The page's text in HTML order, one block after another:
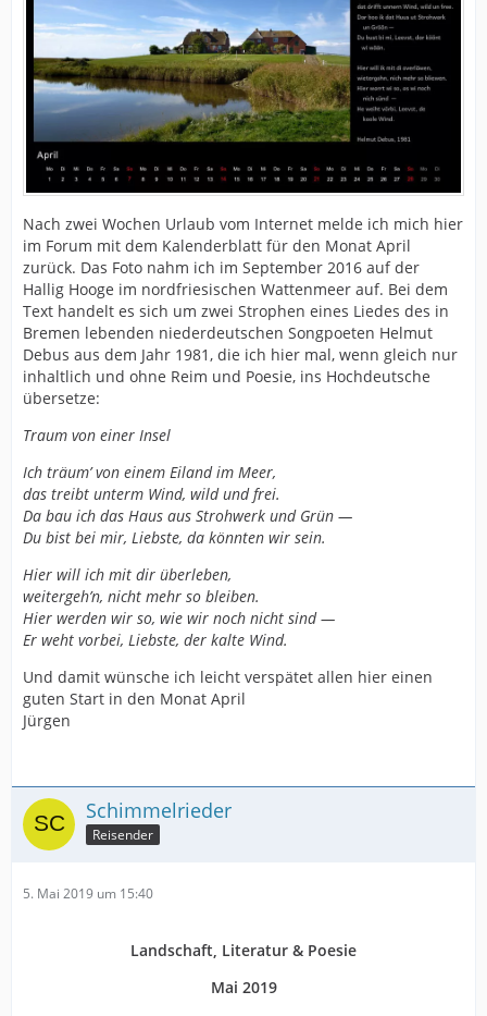
Nach zwei Wochen Urlaub vom Internet melde ich mich hier
im Forum mit dem Kalenderblatt für den Monat April
zurück. Das Foto nahm ich im September 2016 auf der
Hallig Hooge im nordfriesischen Wattenmeer auf. Bei dem
Text handelt es sich um zwei Strophen eines Liedes des in
Bremen lebenden niederdeutschen Songpoeten Helmut
Debus aus dem Jahr 1981, die ich hier mal, wenn gleich nur
inhaltlich und ohne Reim und Poesie, ins Hochdeutsche
übersetze:
Traum von einer Insel
Ich träum’ von einem Eiland im Meer,
das treibt unterm Wind, wild und frei.
Da bau ich das Haus aus Strohwerk und Grün —
Du bist bei mir, Liebste, da könnten wir sein.
Hier will ich mit dir überleben,
weitergeh’n, nicht mehr so bleiben.
Hier werden wir so, wie wir noch nicht sind —
Er weht vorbei, Liebste, der kalte Wind.
Und damit wünsche ich leicht verspätet allen hier einen
guten Start in den Monat April
Jürgen
Schimmelrieder
Reisender
5. Mai 2019 um 15:40
Landschaft, Literatur & Poesie
Mai 2019